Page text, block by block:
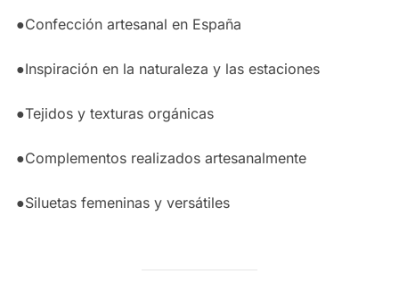
●Confección artesanal en España
●Inspiración en la naturaleza y las estaciones
●Tejidos y texturas orgánicas
●Complementos realizados artesanalmente
●Siluetas femeninas y versátiles